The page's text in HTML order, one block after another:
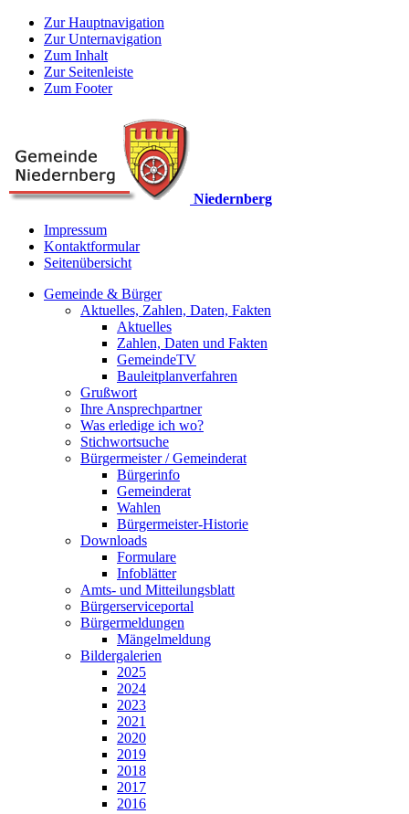
Zur Hauptnavigation
Zur Unternavigation
Zum Inhalt
Zur Seitenleiste
Zum Footer
Niedernberg
Impressum
Kontaktformular
Seitenübersicht
Gemeinde & Bürger
Aktuelles, Zahlen, Daten, Fakten
Aktuelles
Zahlen, Daten und Fakten
GemeindeTV
Bauleitplanverfahren
Grußwort
Ihre Ansprechpartner
Was erledige ich wo?
Stichwortsuche
Bürgermeister / Gemeinderat
Bürgerinfo
Gemeinderat
Wahlen
Bürgermeister-Historie
Downloads
Formulare
Infoblätter
Amts- und Mitteilungsblatt
Bürgerserviceportal
Bürgermeldungen
Mängelmeldung
Bildergalerien
2025
2024
2023
2021
2020
2019
2018
2017
2016